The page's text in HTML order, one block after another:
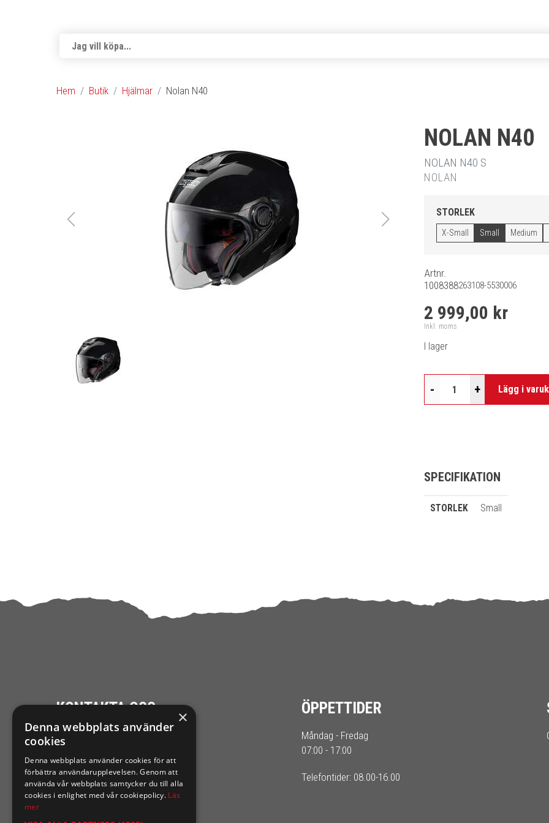
Hem Butik Hjälmar Nolan N40
NOLAN N40
NOLAN N40 S
NOLAN
STORLEK
X-Small Small Medium
Artnr.
1008388263108-5530006
2 999,00 kr
Inkl. moms
I lager
- + Lägg i
SPECIFIKATION
STORLEK Small
KONTAKTA OSS
Ångra mitt köp
0921-102 09
support@sixtennilssons.com
ÖPPETTIDER
Måndag - Fredag
07:00 - 17:00
Telefontider: 08.00-16.00
×
Denna webbplats använder
cookies
Denna webbplats använder cookies för att
förbättra användarupplevelsen. Genom att
använda vår webbplats samtycker du till alla
cookies i enlighet med vår cookiepolicy. Läs
mer